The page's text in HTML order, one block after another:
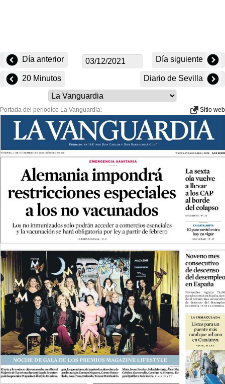
Día anterior Día siguiente
20 Minutos Diario de Sevilla
Portada del periodico La Vanguardia: Sitio web